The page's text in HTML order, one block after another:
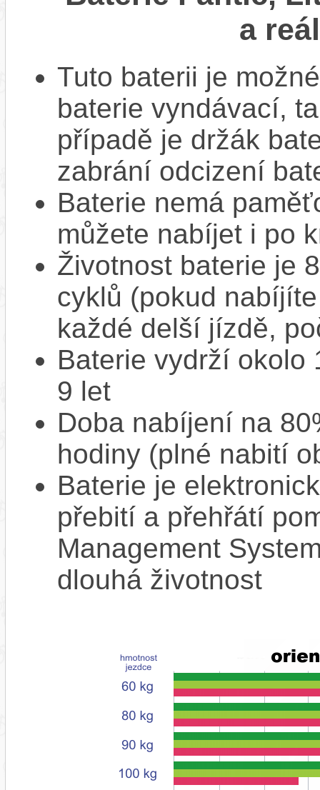
a
Tuto baterii je
baterie vyndávací,
případě je držák
zabrání odcizení
Baterie nemá
můžete nabíjet i po
Životnost baterie je
cyklů (pokud
každé delší jízdě,
Baterie vydrží okolo
9 let
Doba nabíjení na
hodiny (plné nabití
Baterie je
přebití a přehřátí
Management
dlouhá životnost